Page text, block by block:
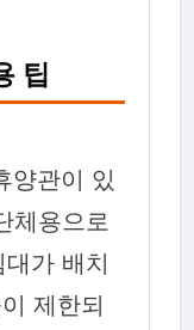
팁
양관이 있
체용으로
가 배치
제한되